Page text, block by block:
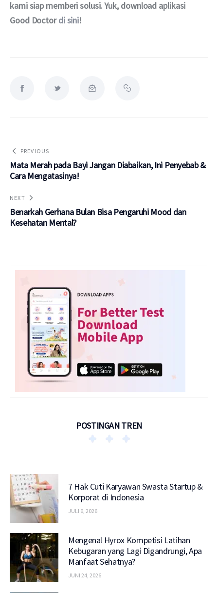
kami siap memberi solusi. Yuk, download aplikasi
Good Doctor di sini!
PREVIOUS
Mata Merah pada Bayi Jangan Diabaikan, Ini Penyebab &
Cara Mengatasinya!
NEXT
Benarkah Gerhana Bulan Bisa Pengaruhi Mood dan
Kesehatan Mental?
POSTINGAN TREN
7 Hak Cuti Karyawan Swasta Startup &
Korporat di Indonesia
JULI 6, 2026
Mengenal Hyrox Kompetisi Latihan
Kebugaran yang Lagi Digandrungi, Apa
Manfaat Sehatnya?
JUNI 24, 2026